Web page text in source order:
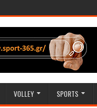
VOLLEY SPORTS